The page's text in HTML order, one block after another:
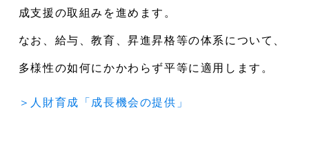
成支援の取組みを進めます。
なお、給与、教育、昇進昇格等の体系について、
多様性の如何にかかわらず平等に適用します。
＞人財育成「成長機会の提供」